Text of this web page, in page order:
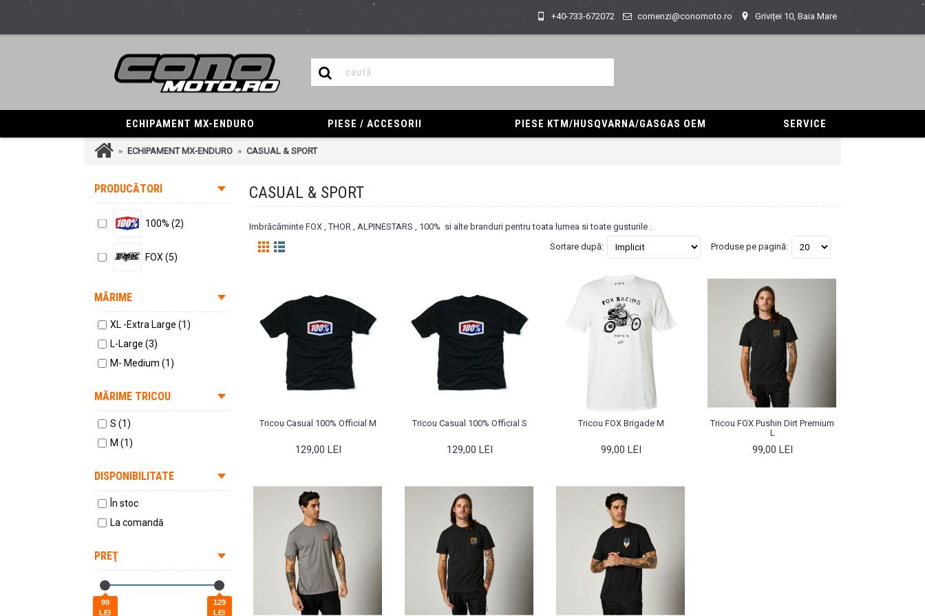
+40-733-672072 comenzi@conomoto.ro Griviței 10, Baia Mare
ECHIPAMENT MX-ENDURO PIESE / ACCESORII PIESE KTM/HUSQVARNA/GASGAS OEM SERVICE
ECHIPAMENT MX-ENDURO CASUAL & SPORT
PRODUCĂTORI
100% (2)
FOX (5)
MĂRIME
XL -Extra Large (1)
L-Large (3)
M- Medium (1)
MĂRIME TRICOU
S (1)
M (1)
DISPONIBILITATE
În stoc
La comandă
PREŢ
99
LEI
129
LEI
CASUAL & SPORT
Imbrăcăminte FOX , THOR , ALPINESTARS , 100% si alte branduri pentru toata lumea si toate gusturile .
Produse pe pagină:
Sortare după:
Tricou Casual 100% Official M
129,00 LEI
Tricou Casual 100% Official S
129,00 LEI
Tricou FOX Brigade M
99,00 LEI
Tricou FOX Pushin Dirt Premium
L
99,00 LEI